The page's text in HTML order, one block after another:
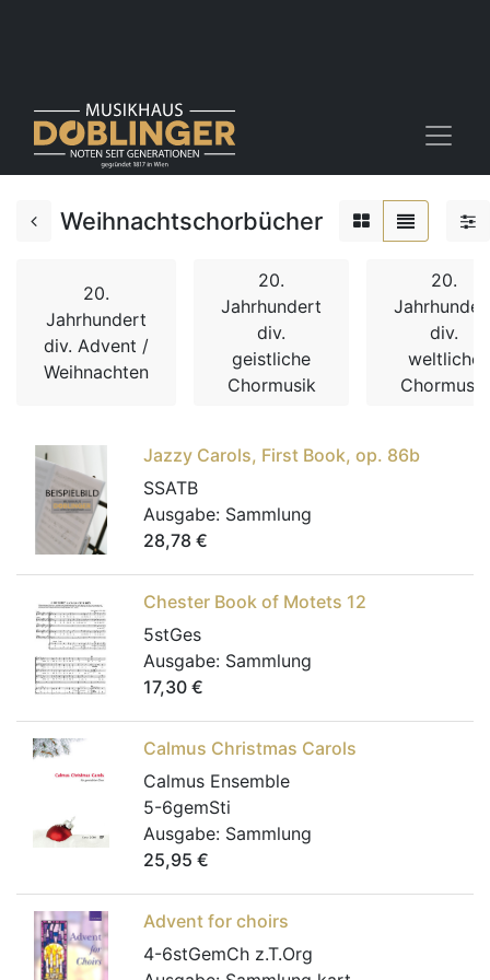
Weihnachtschorbücher
20.
Jahrhundert
div. Advent /
Weihnachten
20.
Jahrhundert
div.
geistliche
Chormusik
20.
div.
weltliche
Chormusik
Jazzy Carols, First Book, op. 86b
SSATB
Ausgabe: Sammlung
28,78 €
Chester Book of Motets 12
5stGes
Ausgabe: Sammlung
17,30 €
Calmus Christmas Carols
Calmus Ensemble
5-6gemSti
Ausgabe: Sammlung
25,95 €
Advent for choirs
4-6stGemCh z.T.Org